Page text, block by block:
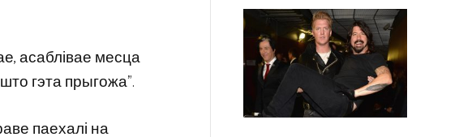
асаблівае месца
гэта прыгожа”.
паехалі на